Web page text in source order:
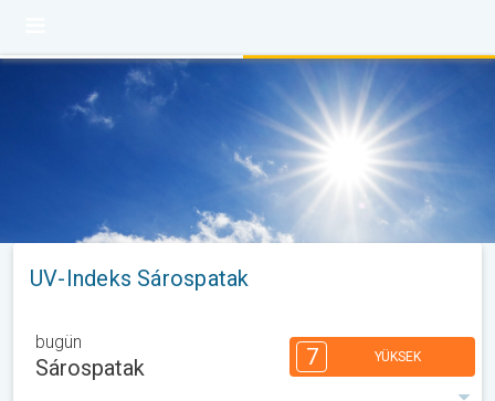
UV-Indeks Sárospatak
bugün
Sárospatak 7 YÜKSEK